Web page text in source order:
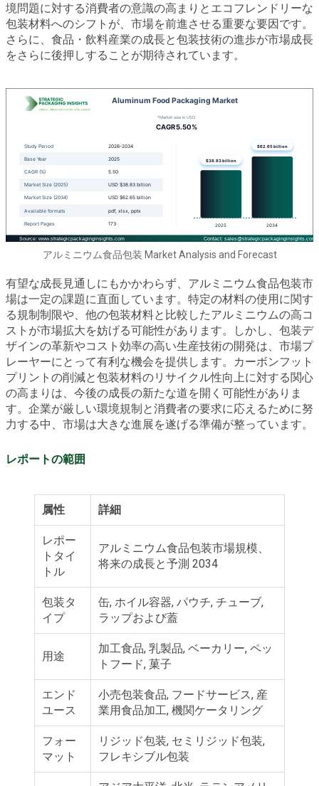
境問題に対する消費者の意識の高まりとエコフレンドリーな
包装材料へのシフトが、市場を前進させる重要な要因です。
さらに、食品・飲料産業の成長と包装技術の進歩が市場成長
をさらに後押しすることが期待されています。
アルミニウム食品包装 Market Analysis and Forecast
有望な成長見通しにもかかわらず、アルミニウム食品包装市
場は一定の課題に直面しています。特定の材料の使用に関す
る規制制限や、他の包装材料と比較したアルミニウムの高コ
ストが市場拡大を妨げる可能性があります。しかし、包装デ
ザインの革新やコスト効率の高い生産技術の開発は、市場プ
レーヤーにとって有利な機会を提供します。カーボンフット
プリントの削減と包装材料のリサイクル性向上に対する関心
の高まりは、今後の成長の新たな道を開く可能性がありま
す。企業が厳しい環境規制と消費者の要求に応えるために努
力する中、市場は大きな進展を遂げる準備が整っています。
レポートの範囲
属性 詳細
レポー
トタイ
トル
アルミニウム食品包装市場規模、
将来の成長と予測 2034
包装タ
イプ
缶, ホイル容器, パウチ, チューブ,
ラップおよび蓋
用途
加工食品, 乳製品, ベーカリー, ペッ
トフード, 菓子
エンド
ユース
小売包装食品, フードサービス, 産
業用食品加工, 機関ケータリング
フォー
マット
リジッド包装, セミリジッド包装,
フレキシブル包装